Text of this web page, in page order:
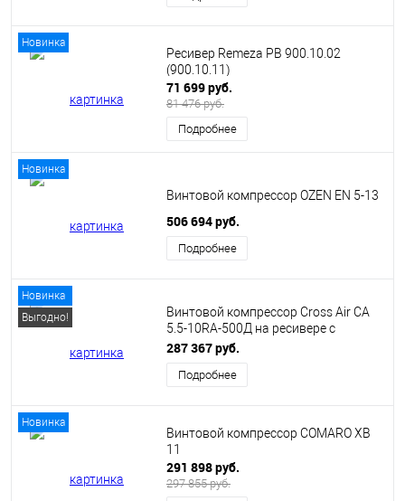
Новинка
Ресивер Remeza РВ 900.10.02
(900.10.11)
71 699 руб.
81 476 руб.
Подробнее
Новинка
Винтовой компрессор OZEN EN 5-13
506 694 руб.
Подробнее
Новинка
Выгодно!
Винтовой компрессор Cross Air CA
5.5-10RA-500Д на ресивере с
осушителем
287 367 руб.
Подробнее
Новинка
Винтовой компрессор COMARO XB
11
291 898 руб.
297 855 руб.